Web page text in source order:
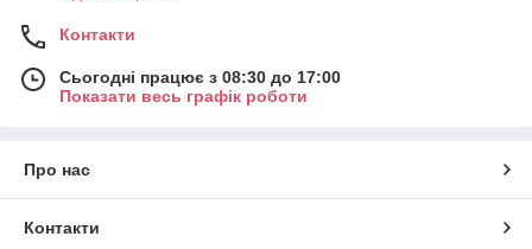
Контакти
Сьогодні працює з 08:30 до 17:00
Показати весь графік роботи
Про нас
Контакти